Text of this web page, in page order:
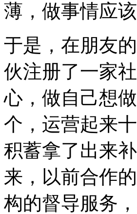
薄，做事情应
于是，在朋友
伙注册了一家
心，做自己想
个，运营起来
积蓄拿了出来
来，以前合作
构的督导服务